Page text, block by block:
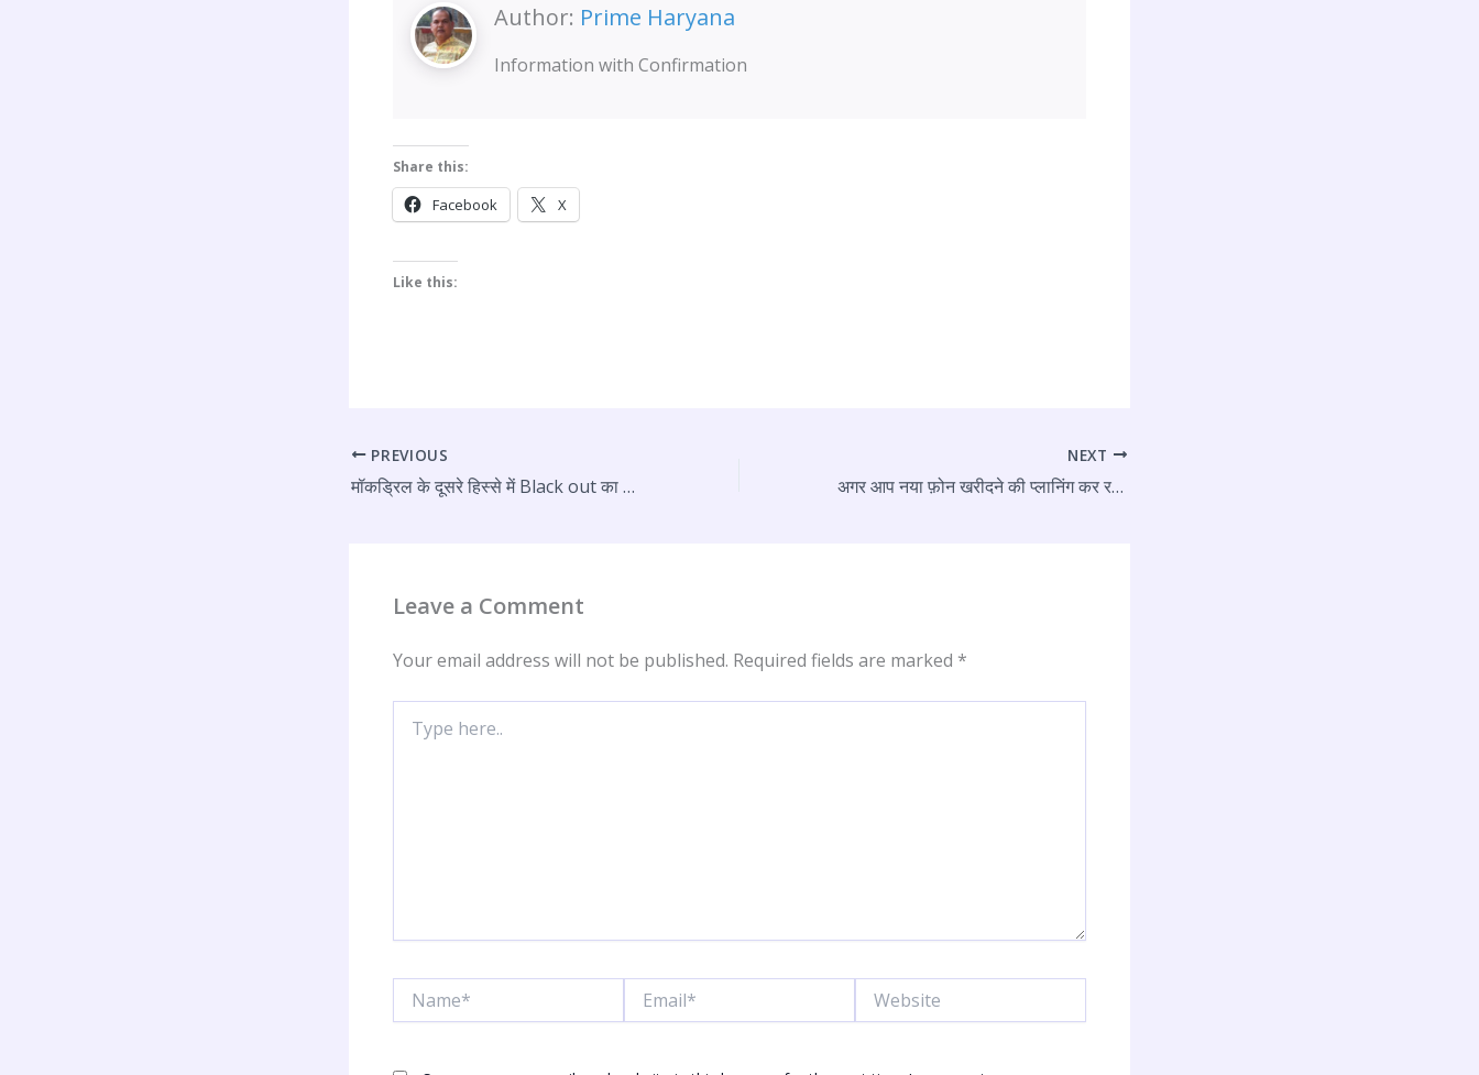
Author: Prime Haryana
Information with Confirmation
Share this:
Facebook X
Like this:
PREVIOUS
मॉकड्रिल के दूसरे हिस्से में Black out का किया गया अभ्यास
NEXT
अगर आप नया फ़ोन खरीदने की प्लानिंग कर रहे हैं तो Sony Xperia 1 VII को जरूर देखें
Leave a Comment
Your email address will not be published. Required fields are marked *
here..